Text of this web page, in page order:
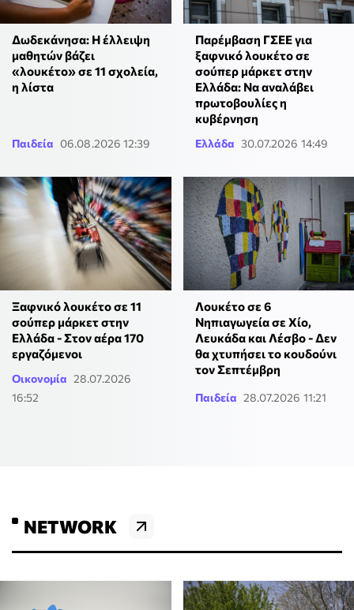
Δωδεκάνησα: Η έλλειψη
μαθητών βάζει
«λουκέτο» σε 11 σχολεία,
η λίστα
Παιδεία 06.08.2026 12:39
Παρέμβαση ΓΣΕΕ για
ξαφνικό λουκέτο σε
σούπερ μάρκετ στην
Ελλάδα: Να αναλάβει
πρωτοβουλίες η
κυβέρνηση
Ελλάδα 30.07.2026 14:49
Ξαφνικό λουκέτο σε 11
σούπερ μάρκετ στην
Ελλάδα - Στον αέρα 170
εργαζόμενοι
Οικονομία 28.07.2026
16:52
Λουκέτο σε 6
Νηπιαγωγεία σε Χίο,
Λευκάδα και Λέσβο - Δεν
θα χτυπήσει το κουδούνι
τον Σεπτέμβρη
Παιδεία 28.07.2026 11:21
NETWORK